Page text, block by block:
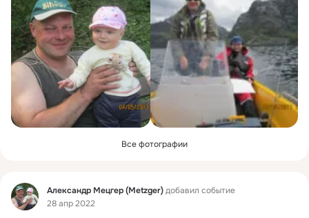
Все фотографии
Фид Александр Мецгер (Metzger)добавил событие
28 апр 2022